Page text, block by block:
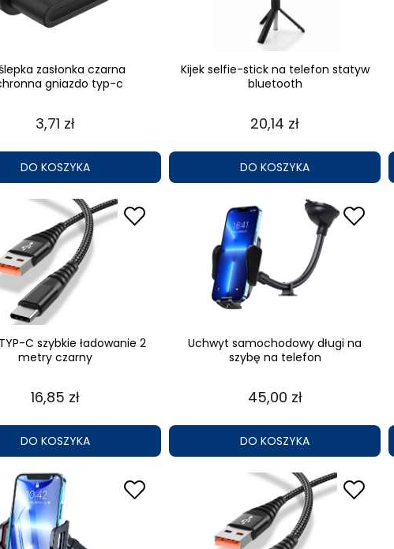
zasłonka czarna
gniazdo typ-c
3,71 zł
DO KOSZYKA
Kijek selfie-stick na telefon statyw
bluetooth
20,14 zł
DO KOSZYKA
C szybkie ładowanie 2
metry czarny
16,85 zł
DO KOSZYKA
Uchwyt samochodowy długi na
szybę na telefon
45,00 zł
DO KOSZYKA